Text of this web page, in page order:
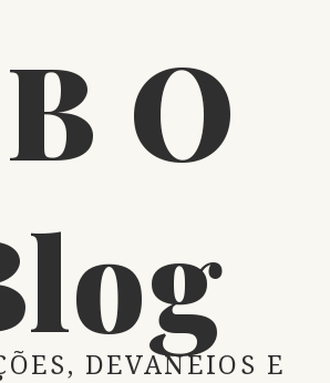
O
DEVANEIOS E